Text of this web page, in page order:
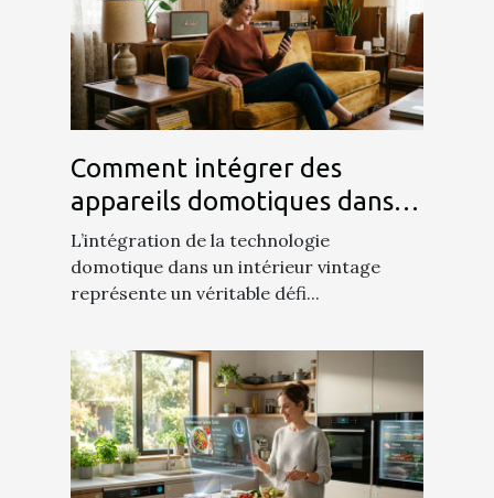
Comment intégrer des
appareils domotiques dans
un intérieur vintage ?
L’intégration de la technologie
domotique dans un intérieur vintage
représente un véritable défi...